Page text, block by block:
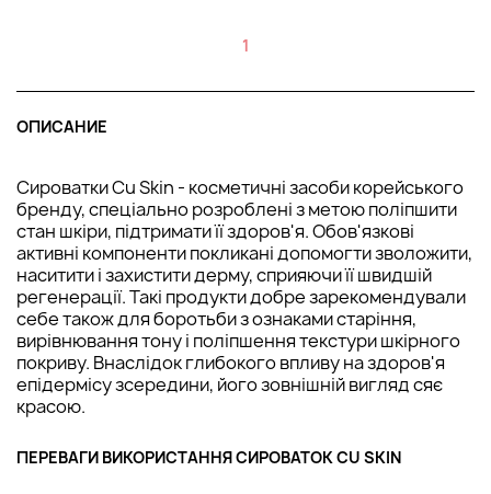
1
ОПИСАНИЕ
Сироватки Cu Skin - косметичні засоби корейського
бренду, спеціально розроблені з метою поліпшити
стан шкіри, підтримати її здоров'я. Обов'язкові
активні компоненти покликані допомогти зволожити,
наситити і захистити дерму, сприяючи її швидшій
регенерації. Такі продукти добре зарекомендували
себе також для боротьби з ознаками старіння,
вирівнювання тону і поліпшення текстури шкірного
покриву. Внаслідок глибокого впливу на здоров'я
епідермісу зсередини, його зовнішній вигляд сяє
красою.
ПЕРЕВАГИ ВИКОРИСТАННЯ СИРОВАТОК CU SKIN